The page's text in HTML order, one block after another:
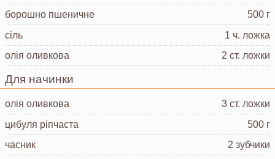
борошно пшеничне
500 г
сіль
1 ч. ложка
олія оливкова
2 ст. ложки
Для начинки
олія оливкова
3 ст. ложки
цибуля ріпчаста
500 г
часник
2 зубчики